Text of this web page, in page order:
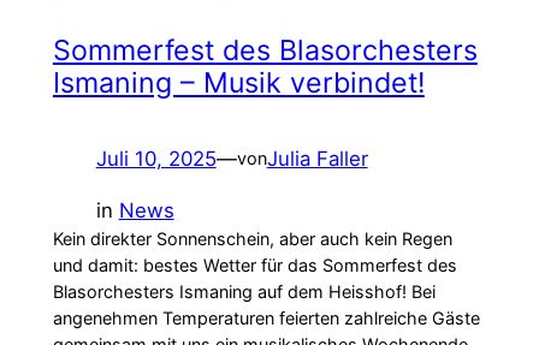
Sommerfest des Blasorchesters
Ismaning – Musik verbindet!
Juli 10, 2025—vonJulia Faller
in News
Kein direkter Sonnenschein, aber auch kein Regen
und damit: bestes Wetter für das Sommerfest des
Blasorchesters Ismaning auf dem Heisshof! Bei
angenehmen Temperaturen feierten zahlreiche Gäste